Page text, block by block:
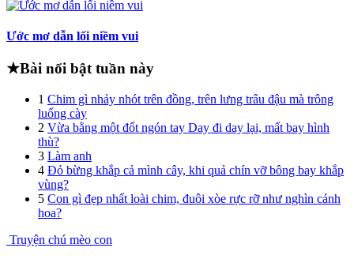
Ước mơ dẫn lối niềm vui
★Bài nổi bật tuần này
1 Chim gì nhảy nhót trên đồng, trên lưng trâu đậu mà trông
luống cày
2 Vừa bằng một đốt ngón tay Day đi day lại, mất bay hình
thù?
3 Làm anh
4 Đỏ bừng khắp cả mình cây, khi quả chín vỡ bông bay khắp
vùng?
5 Con gì đẹp nhất loài chim, đuôi xòe rực rỡ như nghìn cánh
hoa?
Truyện chú mèo con